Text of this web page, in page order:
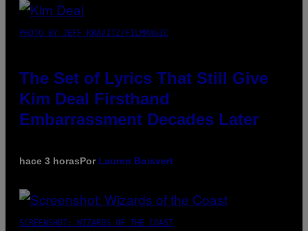
PHOTO BY JEFF KRAVITZ/FILMMAGIC
The Set of Lyrics That Still Give
Kim Deal Firsthand
Embarrassment Decades Later
hace 3 horasPor Lauren Boisvert
SCREENSHOT: WIZARDS OF THE COAST